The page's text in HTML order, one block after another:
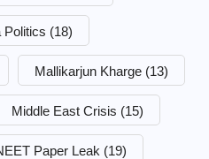
Politics (18)
Mallikarjun Kharge (13)
Middle East Crisis (15)
Paper Leak (19)